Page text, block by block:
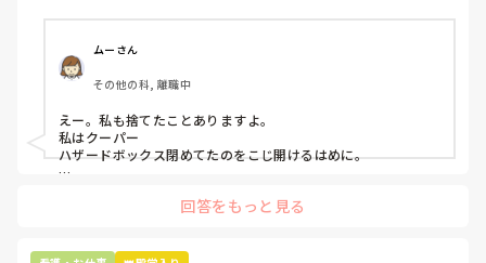
プリセプターに
「普通鑷子捨てる！？明らかに使い捨てて良いような安物じ
ゃないよね？」
「そんなミスした新人、あなたが初めてだよ」
と言われました。。
たしかに、よくよく考えてみれば
手術室で使った物品も全部滅菌して使いまわすし、
なんで頭回らなかったんだろう😭
市長さんは、
ムーさん
その他の科, 離職中
えー。私も捨てたことありますよ。
私はクーパー
ハザードボックス閉めてたのをこじ開けるはめに。
に出しちゃったり。(これは問題か💦)
回答をもっと見る